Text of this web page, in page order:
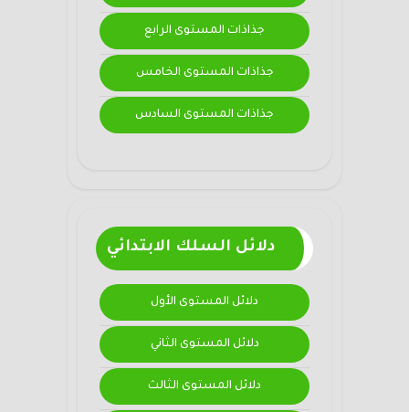
جذاذات المستوى الرابع
جذاذات المستوى الخامس
جذاذات المستوى السادس
دلائل السلك الابتدائي
دلائل المستوى الأول
دلائل المستوى الثاني
دلائل المستوى الثالث